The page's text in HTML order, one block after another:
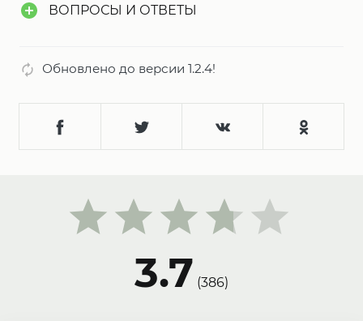
ВОПРОСЫ И ОТВЕТЫ
Обновлено до версии 1.2.4!
3.7 (386)